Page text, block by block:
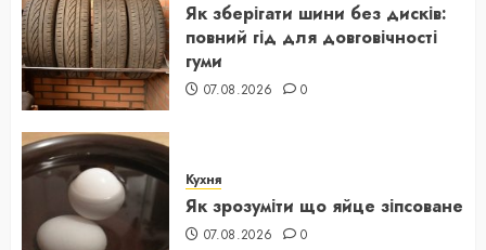
Як зберігати шини без дисків:
повний гід для довговічності
гуми
07.08.2026 0
Кухня
Як зрозуміти що яйце зіпсоване
07.08.2026 0